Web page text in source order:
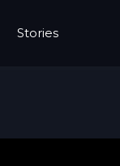
Stories